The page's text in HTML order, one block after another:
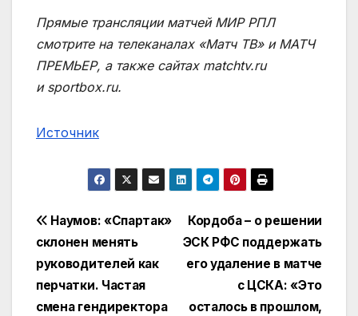
Прямые трансляции матчей МИР РПЛ
смотрите на телеканалах «Матч ТВ» и МАТЧ
ПРЕМЬЕР, а также сайтах matchtv.ru
и sportbox.ru.
Источник
Навигация
по
записям
Кордоба – о решении
ЭСК РФС поддержать
его удаление в матче
с ЦСКА: «Это
осталось в прошлом,
Наумов: «Спартак»
склонен менять
руководителей как
перчатки. Частая
смена гендиректора